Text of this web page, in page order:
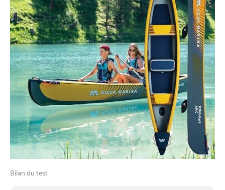
Bilan du test